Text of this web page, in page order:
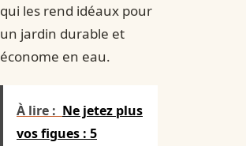
qui les rend idéaux pour
un jardin durable et
économe en eau.
À lire : Ne jetez plus
vos figues : 5